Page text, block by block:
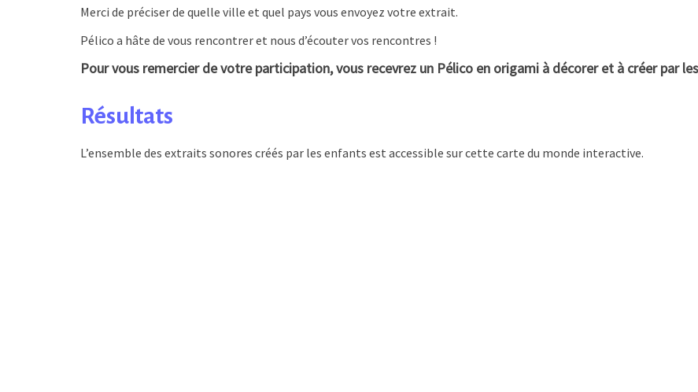
Merci de préciser de quelle ville et quel pays vous envoyez votre extrait.
Pélico a hâte de vous rencontrer et nous d’écouter vos rencontres !
Pour vous remercier de votre participation, vous recevrez un Pélico en origami à décorer et à créer par
Résultats
L’ensemble des extraits sonores créés par les enfants est accessible sur cette carte du monde interactive.